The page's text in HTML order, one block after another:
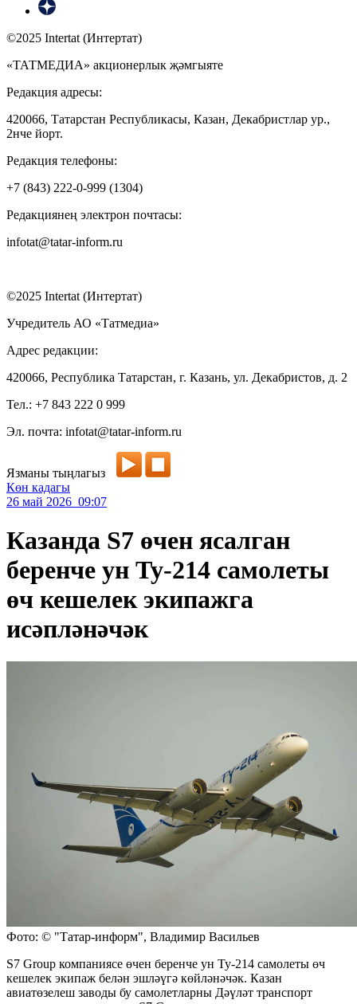
©2025 Intertat (Интертат)
«ТАТМЕДИА» акционерлык җәмгыяте
Редакция адресы:
420066, Татарстан Республикасы, Казан, Декабристлар ур.,
2нче йорт.
Редакция телефоны:
+7 (843) 222-0-999 (1304)
Редакциянең электрон почтасы:
infotat@tatar-inform.ru
©2025 Intertat (Интертат)
Учредитель АО «Татмедиа»
Адрес редакции:
420066, Республика Татарстан, г. Казань, ул. Декабристов, д. 2
Тел.: +7 843 222 0 999
Эл. почта: infotat@tatar-inform.ru
Язманы тыңлагыз
Көн кадагы
26 май 2026 09:07
Казанда S7 өчен ясалган
беренче ун Ту-214 самолеты
өч кешелек экипажга
исәпләнәчәк
Фото: © "Татар-информ", Владимир Васильев
S7 Group компаниясе өчен беренче ун Ту-214 самолеты өч
кешелек экипаж белән эшләүгә көйләнәчәк. Казан
авиатөзелеш заводы бу самолетларны Дәүләт транспорт